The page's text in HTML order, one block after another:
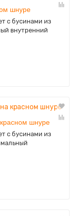
шнуре
с бусинами из
внутренний
шнуре
с бусинами из